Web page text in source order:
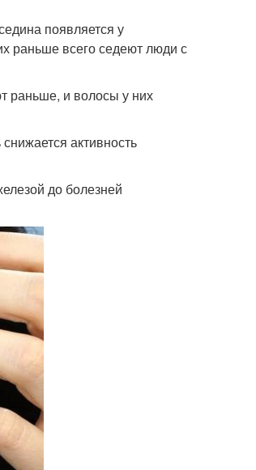
появляется у
раньше всего седеют люди с
раньше, и волосы у них
активность
до болезней